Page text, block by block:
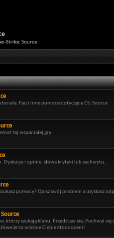
Strike: Source
Faq i inne pomoce dotyczące CS: Source
tej wspaniałej gry.
Dyskusje i opinie, słowa krytyki lub zachwytu..
pomocy? Opisz swój problem a uzyskasz
Source
którzy szukają klanu. Przedstaw sie, Pochwal się
że to właśnie Ciebie ktoś doceni!